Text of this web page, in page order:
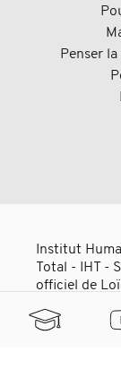
Penser
Institut
Total - IHT -
officiel de